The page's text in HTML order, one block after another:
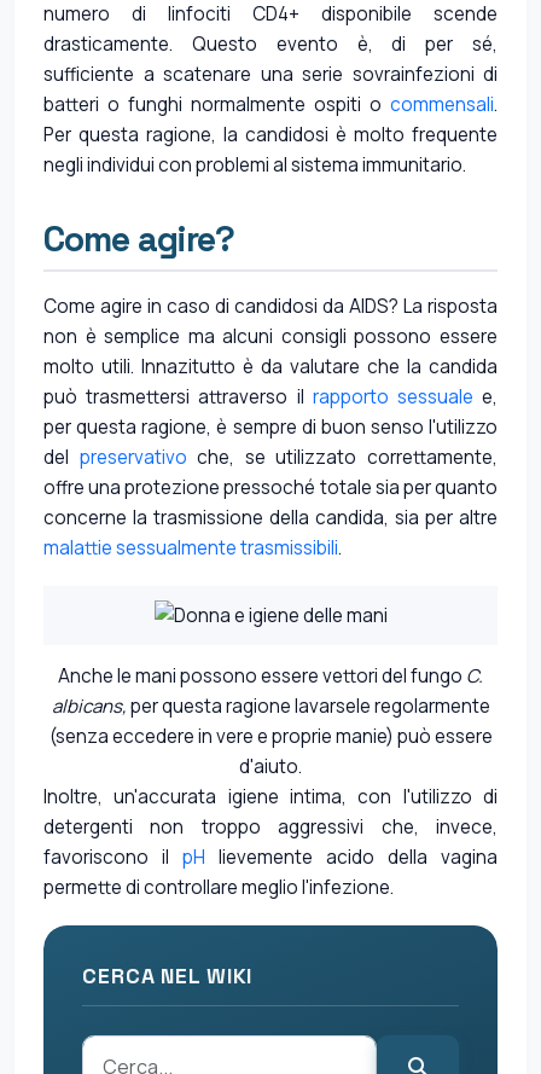
numero di linfociti CD4+ disponibile scende
drasticamente. Questo evento è, di per sé,
sufficiente a scatenare una serie sovrainfezioni di
batteri o funghi normalmente ospiti o commensali.
Per questa ragione, la candidosi è molto frequente
negli individui con problemi al sistema immunitario.
Come agire?
Come agire in caso di candidosi da AIDS? La risposta
non è semplice ma alcuni consigli possono essere
molto utili. Innazitutto è da valutare che la candida
può trasmettersi attraverso il rapporto sessuale e,
per questa ragione, è sempre di buon senso l'utilizzo
del preservativo che, se utilizzato correttamente,
offre una protezione pressoché totale sia per quanto
concerne la trasmissione della candida, sia per altre
malattie sessualmente trasmissibili.
Anche le mani possono essere vettori del fungo C.
albicans,per questa ragione lavarsele regolarmente
(senza eccedere in vere e proprie manie) può essere
d'aiuto.
Inoltre, un'accurata igiene intima, con l'utilizzo di
detergenti non troppo aggressivi che, invece,
favoriscono il pH lievemente acido della vagina
permette di controllare meglio l'infezione.
CERCA NEL WIKI